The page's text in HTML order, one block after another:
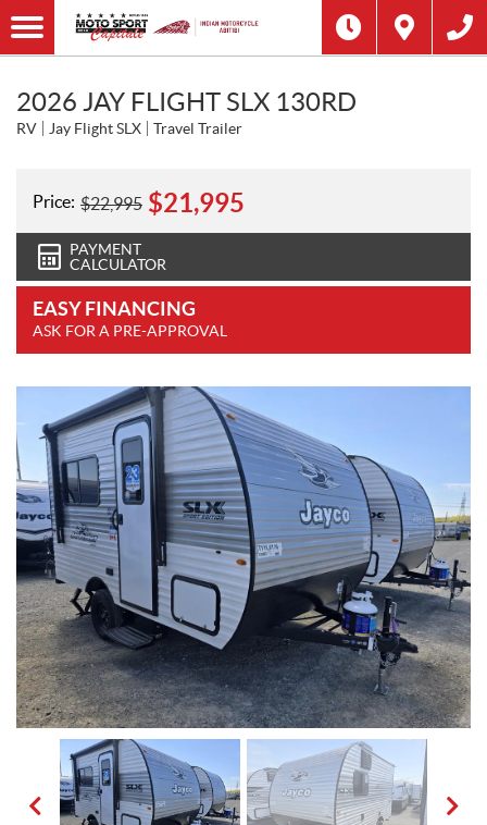
2026 JAY FLIGHT SLX 130RD
RV Jay Flight SLX Travel Trailer
Price: $22,995 $21,995
PAYMENT
CALCULATOR
EASY FINANCING
ASK FOR A PRE-APPROVAL